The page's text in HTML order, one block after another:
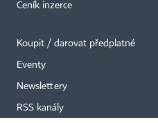
Ceník inzerce
Koupit / darovat předplatné
Eventy
Newslettery
RSS kanály